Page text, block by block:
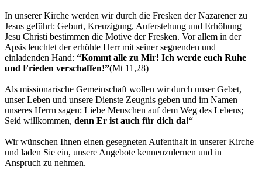
In unserer Kirche werden wir durch die Fresken der Nazarener zu
Jesus geführt: Geburt, Kreuzigung, Auferstehung und Erhöhung
Jesu Christi bestimmen die Motive der Fresken. Vor allem in der
Apsis leuchtet der erhöhte Herr mit seiner segnenden und
einladenden Hand: “Kommt alle zu Mir! Ich werde euch Ruhe
und Frieden verschaffen!”(Mt 11,28)
Als missionarische Gemeinschaft wollen wir durch unser Gebet,
unser Leben und unsere Dienste Zeugnis geben und im Namen
unseres Herrn sagen: Liebe Menschen auf dem Weg des Lebens;
Seid willkommen, denn Er ist auch für dich da!“
Wir wünschen Ihnen einen gesegneten Aufenthalt in unserer Kirche
und laden Sie ein, unsere Angebote kennenzulernen und in
Anspruch zu nehmen.